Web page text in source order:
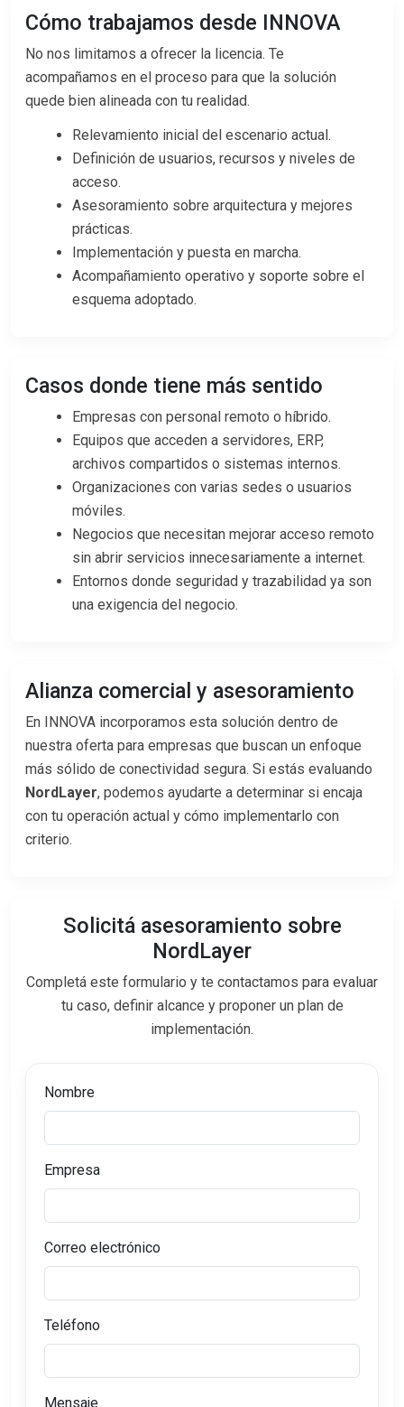
Cómo trabajamos desde INNOVA
No nos limitamos a ofrecer la licencia. Te
acompañamos en el proceso para que la solución
quede bien alineada con tu realidad.
Relevamiento inicial del escenario actual.
Definición de usuarios, recursos y niveles de
acceso.
Asesoramiento sobre arquitectura y mejores
prácticas.
Implementación y puesta en marcha.
Acompañamiento operativo y soporte sobre el
esquema adoptado.
Casos donde tiene más sentido
Empresas con personal remoto o híbrido.
Equipos que acceden a servidores, ERP,
archivos compartidos o sistemas internos.
Organizaciones con varias sedes o usuarios
móviles.
Negocios que necesitan mejorar acceso remoto
sin abrir servicios innecesariamente a internet.
Entornos donde seguridad y trazabilidad ya son
una exigencia del negocio.
Alianza comercial y asesoramiento
En INNOVA incorporamos esta solución dentro de
nuestra oferta para empresas que buscan un enfoque
más sólido de conectividad segura. Si estás evaluando
NordLayer, podemos ayudarte a determinar si encaja
con tu operación actual y cómo implementarlo con
criterio.
Solicitá asesoramiento sobre
NordLayer
Completá este formulario y te contactamos para evaluar
tu caso, definir alcance y proponer un plan de
implementación.
Nombre
Empresa
Correo electrónico
Teléfono
Mensaje